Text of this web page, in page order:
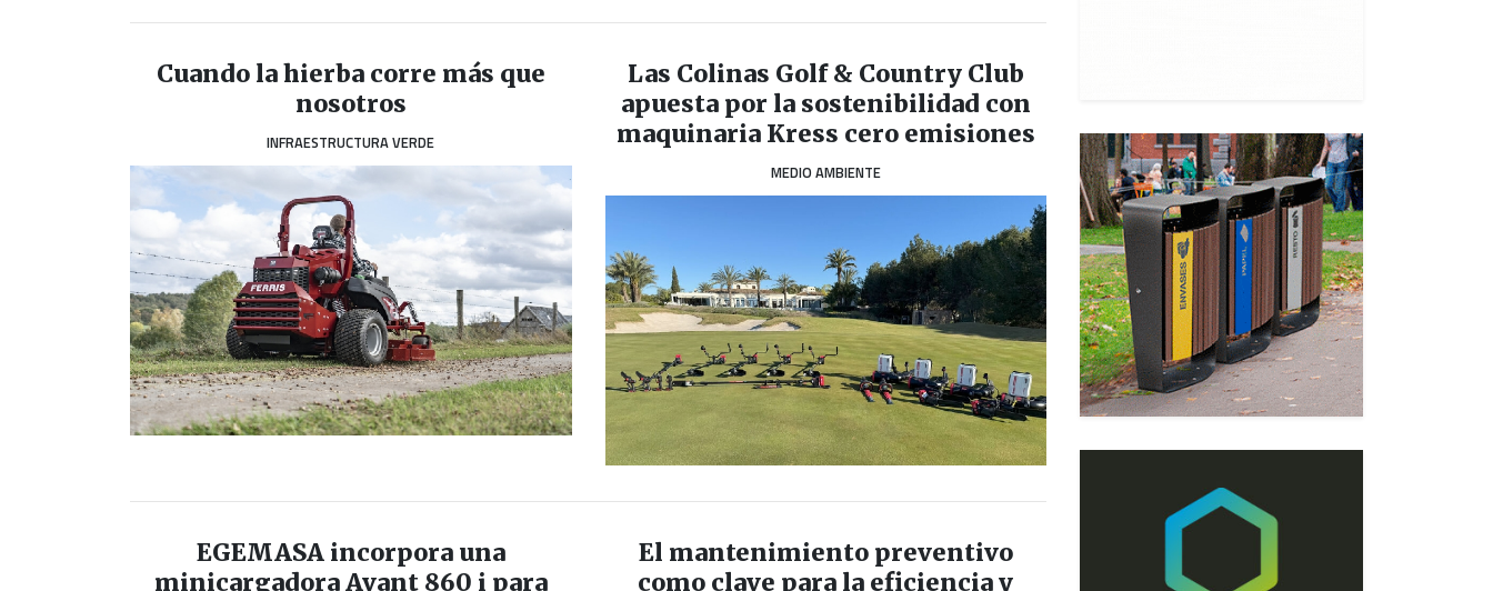
Cuando la hierba corre más que
nosotros
INFRAESTRUCTURA VERDE
Las Colinas Golf & Country Club
apuesta por la sostenibilidad con
maquinaria Kress cero emisiones
MEDIO AMBIENTE
EGEMASA incorpora una
minicargadora Avant 860 i para
El mantenimiento preventivo
como clave para la eficiencia y